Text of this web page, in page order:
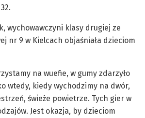
wychowawczyni klasy drugiej ze
nr 9 w Kielcach objaśniała dzieciom
na wuefie, w gumy zdarzyło
wtedy, kiedy wychodzimy na dwór,
świeże powietrze. Tych gier w
Jest okazja, by dzieciom